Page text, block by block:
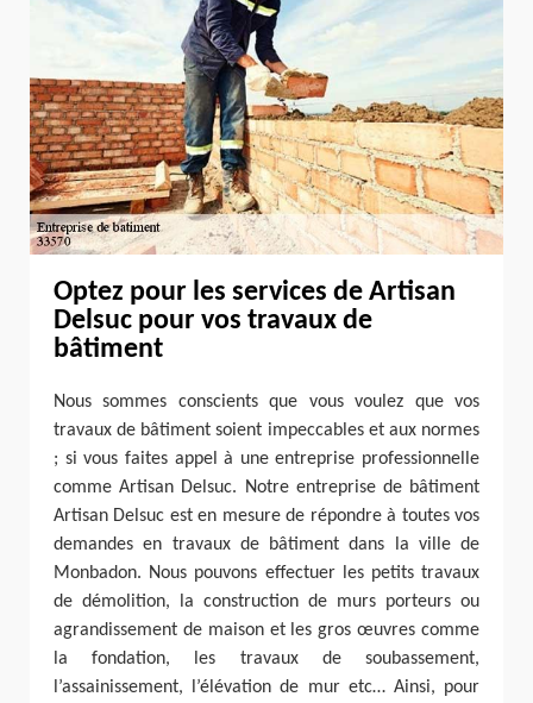
Optez pour les services de Artisan
Delsuc pour vos travaux de
bâtiment
Nous sommes conscients que vous voulez que vos
travaux de bâtiment soient impeccables et aux normes
; si vous faites appel à une entreprise professionnelle
comme Artisan Delsuc. Notre entreprise de bâtiment
Artisan Delsuc est en mesure de répondre à toutes vos
demandes en travaux de bâtiment dans la ville de
Monbadon. Nous pouvons effectuer les petits travaux
de démolition, la construction de murs porteurs ou
agrandissement de maison et les gros œuvres comme
la fondation, les travaux de soubassement,
l’assainissement, l’élévation de mur etc… Ainsi, pour